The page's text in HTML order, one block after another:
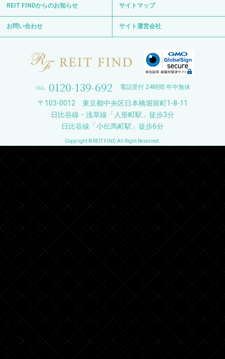
REIT FINDからのお知らせ サイトマップ
お問い合わせ サイト運営会社
0120-139-692 電話受付 24時間 年中無休
〒103-0012 東京都中央区日本橋堀留町1-8-11
日比谷線・浅草線「人形町駅」徒歩3分
日比谷線「小伝馬町駅」徒歩6分
Copyright © REIT FIND All Right Reserved.